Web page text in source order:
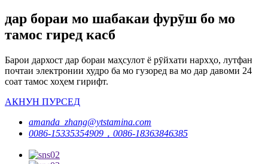
дар бораи мо шабакаи фурӯш бо мо
тамос гиред касб
Барои дархост дар бораи маҳсулот ё рӯйхати нархҳо, лутфан
почтаи электронии худро ба мо гузоред ва мо дар давоми 24
соат тамос хоҳем гирифт.
АКНУН ПУРСЕД
amanda_zhang@ytstamina.com
0086-15335354909，0086-18363846385